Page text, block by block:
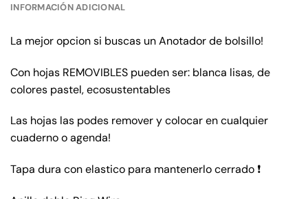
INFORMACIÓN ADICIONAL
La mejor opcion si buscas un Anotador de bolsillo!
Con hojas REMOVIBLES pueden ser: blanca lisas, de
colores pastel, ecosustentables
Las hojas las podes remover y colocar en cualquier
cuaderno o agenda!
Tapa dura con elastico para mantenerlo cerrado ❗